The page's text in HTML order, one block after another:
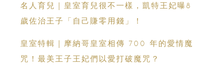
名人育兒｜皇室育兒很不一樣，凱特王妃曝8
歲佐治王子「自己賺零用錢」！
皇室特輯｜摩納哥皇室相傳 700 年的愛情魔
咒！最美王子王妃們以愛打破魔咒？